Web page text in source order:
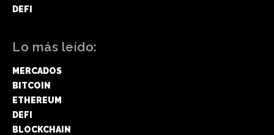
DEFI
Lo más leído:
MERCADOS
BITCOIN
ETHEREUM
DEFI
BLOCKCHAIN